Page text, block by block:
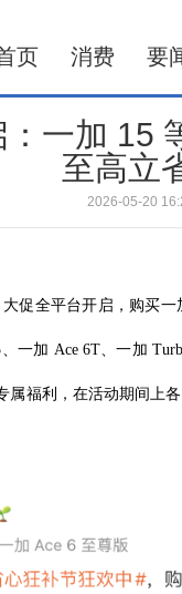
页 消费 要
一加 15
至高立
2026-05-20
促全平台开启，购买
一加 Ace 6T、一加
属福利，在活动期间上